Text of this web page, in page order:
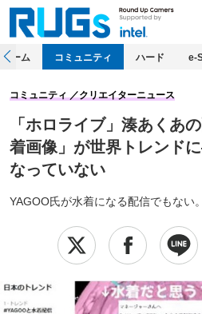
ホーム コミュニティ ハード e-
「ホロライブ」湊あくあ
着画像」が世界トレンド
なっていない
YAGOO氏が水着になる配信でもない。
コミュニティ クリエイターニュース